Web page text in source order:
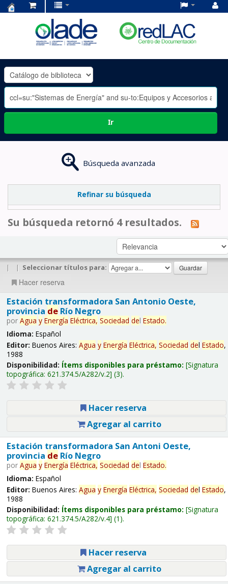
OLADE
-
Ir
Búsqueda avanzada
Refinar su búsqueda
Su búsqueda retornó 4 resultados.
| | Seleccionar títulos para:
Hacer reserva
Estación transformadora San Antonio Oeste,
provincia deRío Negro
por Agua y Energía Eléctrica, Sociedad del Estado.
Idioma: Español
Editor: Buenos Aires: Agua y Energía Eléctrica, Sociedad del Estado,
1988
Disponibilidad: Ítems disponibles para préstamo: Signatura
topográfica: 621.374.5/A282/v.2 (3).
Hacer reserva
Agregar al carrito
Estación transformadora San Antoni Oeste,
provincia deRío Negro
por Agua y Energía Eléctrica, Sociedad del Estado.
Idioma: Español
Editor: Buenos Aires: Agua y Energía Eléctrica, Sociedad del Estado,
1988
Disponibilidad: Ítems disponibles para préstamo: Signatura
topográfica: 621.374.5/A282/v.4 (1).
Hacer reserva
Agregar al carrito